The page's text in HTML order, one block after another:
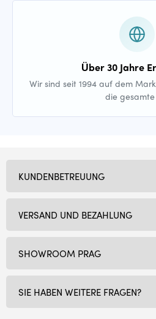
Über 30 Jahre
Wir sind seit 1994 auf dem
die gesamte
SHOWROOM PRAG
SIE HABEN WEITERE FRAGEN?
KUNDENBETREUUNG
VERSAND UND BEZAHLUNG